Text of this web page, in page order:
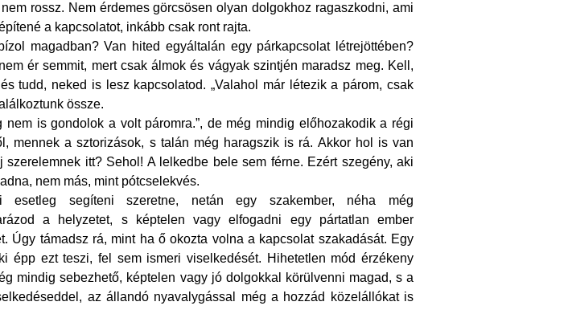
rossz. Nem érdemes görcsösen olyan dolgokhoz ragaszkodni, ami
a kapcsolatot, inkább csak ront rajta.
magadban? Van hited egyáltalán egy párkapcsolat létrejöttében?
ér semmit, mert csak álmok és vágyak szintjén maradsz meg. Kell,
tudd, neked is lesz kapcsolatod. „Valahol már létezik a párom, csak
össze.
nem is gondolok a volt páromra.”, de még mindig előhozakodik a régi
mennek a sztorizások, s talán még haragszik is rá. Akkor hol is van
szerelemnek itt? Sehol! A lelkedbe bele sem férne. Ezért szegény, aki
nem más, mint pótcselekvés.
esetleg segíteni szeretne, netán egy szakember, néha még
a helyzetet, s képtelen vagy elfogadni egy pártatlan ember
Úgy támadsz rá, mint ha ő okozta volna a kapcsolat szakadását. Egy
épp ezt teszi, fel sem ismeri viselkedését. Hihetetlen mód érzékeny
mindig sebezhető, képtelen vagy jó dolgokkal körülvenni magad, s a
az állandó nyavalygással még a hozzád közelállókat is